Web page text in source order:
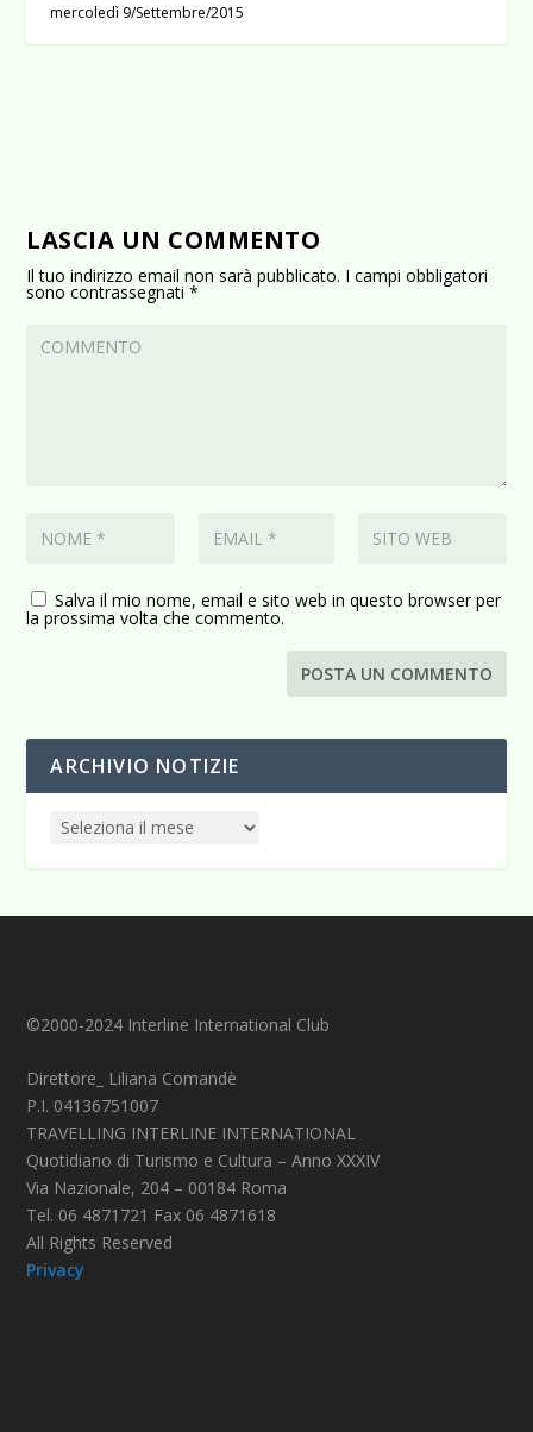
mercoledì 9/Settembre/2015
LASCIA UN COMMENTO
Il tuo indirizzo email non sarà pubblicato. I campi obbligatori
sono contrassegnati*
Salva il mio nome, email e sito web in questo browser per
la prossima volta che commento.
ARCHIVIO NOTIZIE
©2000-2024 Interline International Club
Direttore_ Liliana Comandè
P.I. 04136751007
TRAVELLING INTERLINE INTERNATIONAL
Quotidiano di Turismo e Cultura – Anno XXXIV
Via Nazionale, 204 – 00184 Roma
Tel. 06 4871721 Fax 06 4871618
All Rights Reserved
Privacy